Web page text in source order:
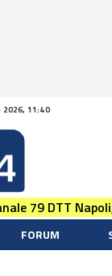
2026, 11:40
79 DTT
FORUM